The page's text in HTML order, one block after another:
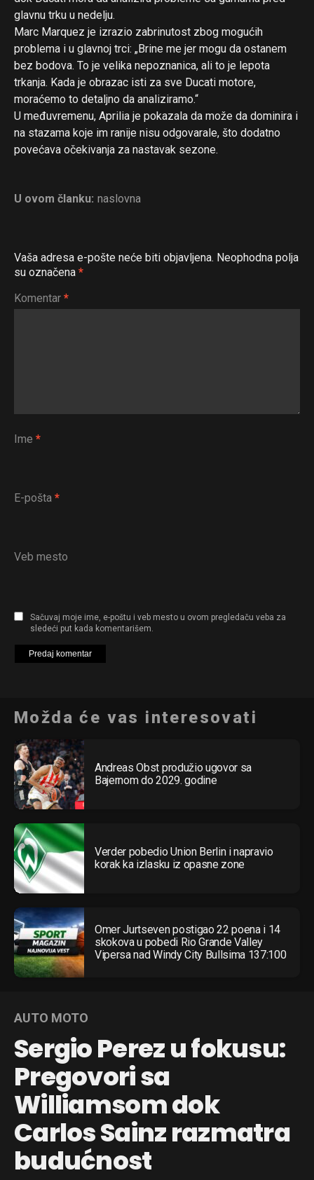
glavnu trku u nedelju.
Marc Marquez je izrazio zabrinutost zbog mogućih
problema i u glavnoj trci: „Brine me jer mogu da ostanem
bez bodova. To je velika nepoznanica, ali to je lepota
trkanja. Kada je obrazac isti za sve Ducati motore,
moraćemo to detaljno da analiziramo.“
U međuvremenu, Aprilia je pokazala da može da dominira i
na stazama koje im ranije nisu odgovarale, što dodatno
povećava očekivanja za nastavak sezone.
U ovom članku: naslovna
Vaša adresa e-pošte neće biti objavljena. Neophodna polja
su označena *
Komentar *
Ime *
E-pošta *
Veb mesto
Sačuvaj moje ime, e-poštu i veb mesto u ovom pregledaču veba za
sledeći put kada komentarišem.
Možda će vas interesovati
Andreas Obst produžio ugovor sa
Bajernom do 2029. godine
Verder pobedio Union Berlin i napravio
korak ka izlasku iz opasne zone
Omer Jurtseven postigao 22 poena i 14
skokova u pobedi Rio Grande Valley
Vipersa nad Windy City Bullsima 137:100
AUTO MOTO
Sergio Perez u fokusu:
Pregovori sa
Williamsom dok
Carlos Sainz razmatra
budućnost